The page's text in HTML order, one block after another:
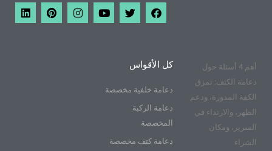
ف
ي
ك
ت
و
م
و
ا
ن
ب
ي
ي
ن
أهم 4 أسئلة حول
دعامة الكتف: تمزق
الكفة المدورة، ودعم
الظهر، والارتداء في
السرير، ومكان
الشراء
كل الأقواس
دعامة خلفية مخصصة
دعامة الركبة
المخصصة
دعامة كتف مخصصة